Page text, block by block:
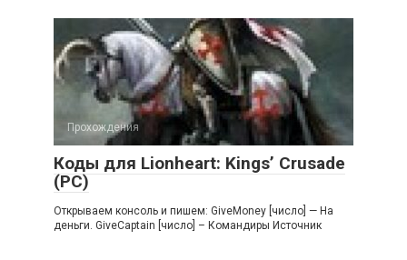
Прохождения
Коды для Lionheart: Kings’ Crusade
(PC)
Открываем консоль и пишем: GiveMoney [число] — На
деньги. GiveCaptain [число] – Командиры Источник